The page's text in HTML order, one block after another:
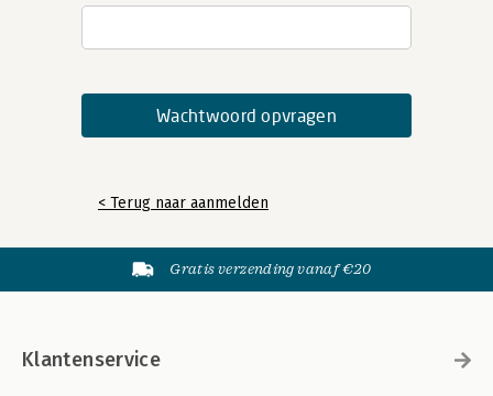
< Terug naar aanmelden
Gratis verzending vanaf €20
Klantenservice